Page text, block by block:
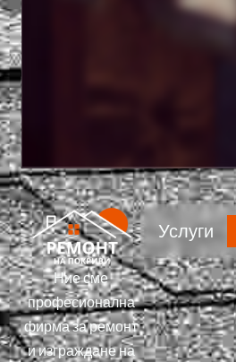
Ние сме
професионална
фирма за ремонт
и изграждане на
Услуги